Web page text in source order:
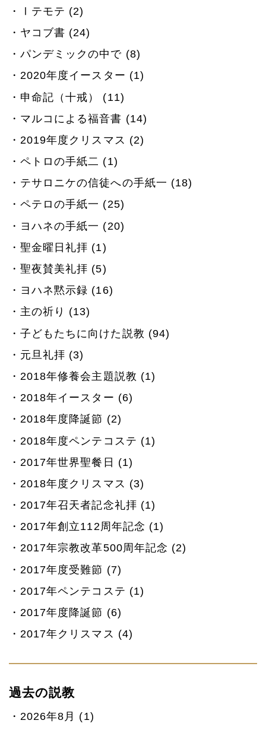
Ⅰテモテ (2)
ヤコブ書 (24)
パンデミックの中で (8)
2020年度イースター (1)
申命記（十戒） (11)
マルコによる福音書 (14)
2019年度クリスマス (2)
ペトロの手紙二 (1)
テサロニケの信徒への手紙一 (18)
ペテロの手紙一 (25)
ヨハネの手紙一 (20)
聖金曜日礼拝 (1)
聖夜賛美礼拝 (5)
ヨハネ黙示録 (16)
主の祈り (13)
子どもたちに向けた説教 (94)
元旦礼拝 (3)
2018年修養会主題説教 (1)
2018年イースター (6)
2018年度降誕節 (2)
2018年度ペンテコステ (1)
2017年世界聖餐日 (1)
2018年度クリスマス (3)
2017年召天者記念礼拝 (1)
2017年創立112周年記念 (1)
2017年宗教改革500周年記念 (2)
2017年度受難節 (7)
2017年ペンテコステ (1)
2017年度降誕節 (6)
2017年クリスマス (4)
過去の説教
2026年8月 (1)